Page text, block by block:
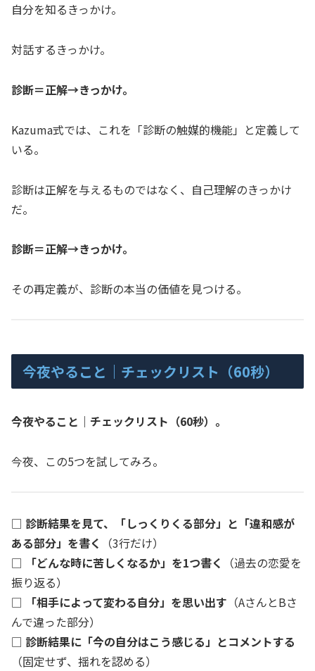
自分を知るきっかけ。
対話するきっかけ。
診断＝正解→きっかけ。
Kazuma式では、これを「診断の触媒的機能」と定義して
いる。
診断は正解を与えるものではなく、自己理解のきっかけ
だ。
診断＝正解→きっかけ。
その再定義が、診断の本当の価値を見つける。
今夜やること｜チェックリスト（60秒）
今夜やること｜チェックリスト（60秒）。
今夜、この5つを試してみろ。
□ 診断結果を見て、「しっくりくる部分」と「違和感が
ある部分」を書く
（3行だけ）
□
「どんな時に苦しくなるか」を1つ書く
（過去の恋愛を
振り返る）
□
「相手によって変わる自分」を思い出す （AさんとBさ
んで違った部分）
□ 診断結果に「今の自分はこう感じる」とコメントする
（固定せず、揺れを認める）